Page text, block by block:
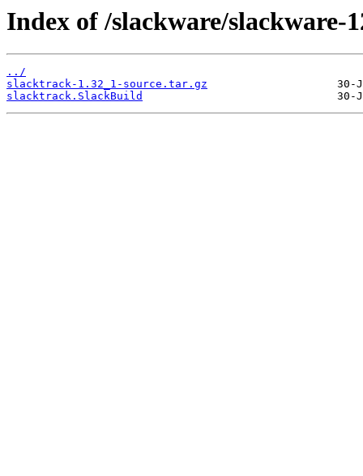
Index of /slackware/slackware-
../
slacktrack-1.32_1-source.tar.gz
slacktrack.SlackBuild